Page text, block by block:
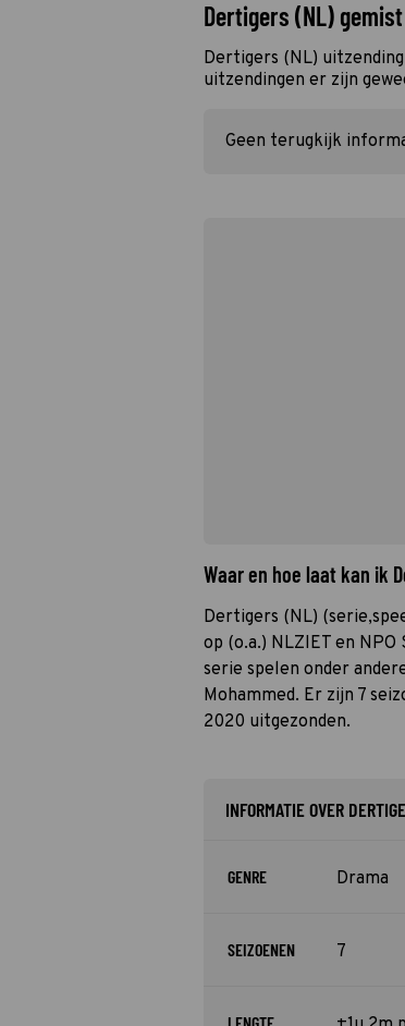
Dertigers (NL) gemist
Dertigers (NL)
uitzendingen er zijn
Geen terugkijk
Waar en hoe laat kan ik
Dertigers (NL)
op (o.a.) NLZIET en
serie spelen onder
Mohammed. Er zijn 7
2020 uitgezonden.
INFORMATIE OVER
GENRE Drama
SEIZOENEN 7